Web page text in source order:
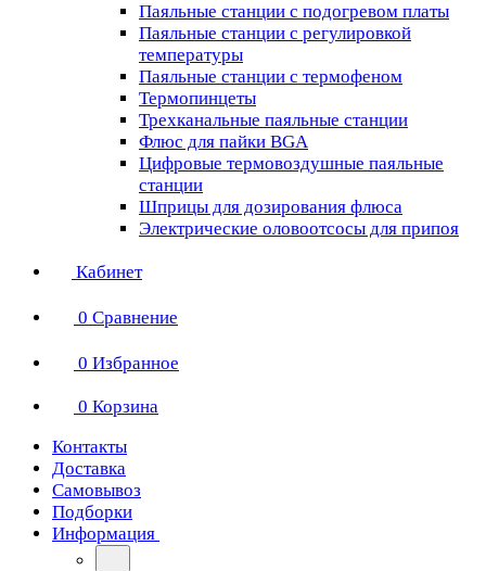
Паяльные станции с подогревом платы
Паяльные станции с регулировкой
температуры
Паяльные станции с термофеном
Термопинцеты
Трехканальные паяльные станции
Флюс для пайки BGA
Цифровые термовоздушные паяльные
станции
Шприцы для дозирования флюса
Электрические оловоотсосы для припоя
Кабинет
0 Сравнение
0 Избранное
0 Корзина
Контакты
Доставка
Самовывоз
Подборки
Информация